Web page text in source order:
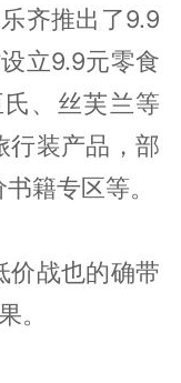
齐推出了9.9
立9.9元零食
、丝芙兰等
行装产品，部
籍专区等。
价战也的确带
。